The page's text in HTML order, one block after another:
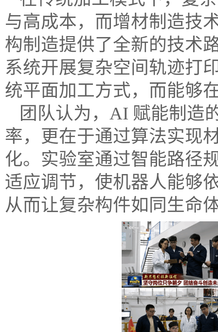
与高成本，而增材制造技
构制造提供了全新的技术
系统开展复杂空间轨迹打
统平面加工方式，而能够
团队认为，AI 赋能制造
率，更在于通过算法实现
化。实验室通过智能路径
适应调节，使机器人能够
从而让复杂构件如同生命